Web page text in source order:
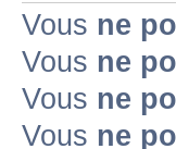
Vous ne
Vous ne
Vous ne
Vous ne